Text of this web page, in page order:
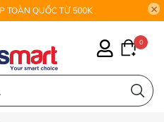
TOÀN QUỐC TỪ 500K
0